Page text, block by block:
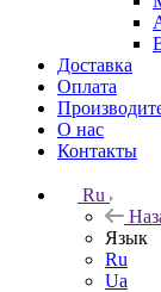
Доставка
Оплата
О нас
Контакты
Ru
Язык
Ru
Ua